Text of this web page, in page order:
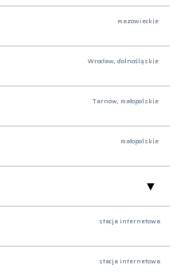
mazowieckie
Wrocław, dolnośląskie
Tarnów, małopolskie
małopolskie
stacja internetowa
stacja internetowa